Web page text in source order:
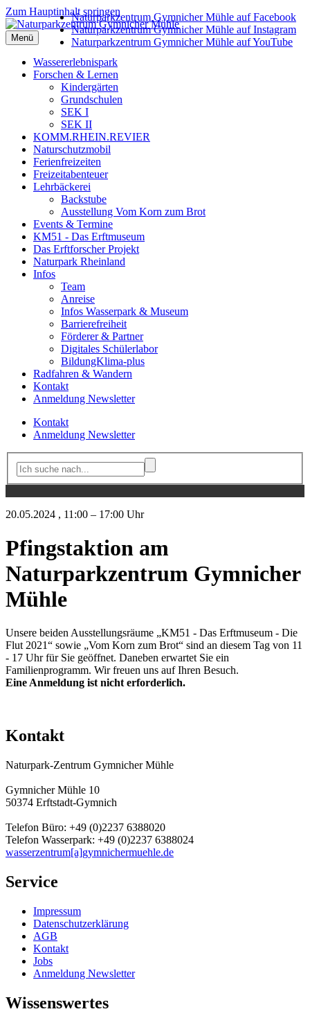
Zum Hauptinhalt springen
Menü
Wassererlebnispark
Forschen & Lernen
Kindergärten
Grundschulen
SEK I
SEK II
KOMM.RHEIN.REVIER
Naturschutzmobil
Ferienfreizeiten
Freizeitabenteuer
Lehrbäckerei
Backstube
Ausstellung Vom Korn zum Brot
Events & Termine
KM51 - Das Erftmuseum
Das Erftforscher Projekt
Naturpark Rheinland
Infos
Team
Anreise
Infos Wasserpark & Museum
Barrierefreiheit
Förderer & Partner
Digitales Schülerlabor
BildungKlima-plus
Radfahren & Wandern
Kontakt
Anmeldung Newsletter
Kontakt
Anmeldung Newsletter
20.05.2024 , 11:00 – 17:00 Uhr
Pfingstaktion am
Naturparkzentrum Gymnicher
Mühle
Unsere beiden Ausstellungsräume „KM51 - Das Erftmuseum - Die
Flut 2021“ sowie „Vom Korn zum Brot“ sind an diesem Tag von 11
- 17 Uhr für Sie geöffnet. Daneben erwartet Sie ein
Familienprogramm. Wir freuen uns auf Ihren Besuch.
Eine Anmeldung ist nicht erforderlich.
Kontakt
Naturpark-Zentrum Gymnicher Mühle
Gymnicher Mühle 10
50374 Erftstadt-Gymnich
Telefon Büro: +49 (0)2237 6388020
Telefon Wasserpark: +49 (0)2237 6388024
wasserzentrum[a]gymnichermuehle.de
Service
Impressum
Datenschutzerklärung
AGB
Kontakt
Jobs
Anmeldung Newsletter
Wissenswertes
Naturparkzentrum Gymnicher Mühle auf Facebook
Naturparkzentrum Gymnicher Mühle auf Instagram
Naturparkzentrum Gymnicher Mühle auf YouTube